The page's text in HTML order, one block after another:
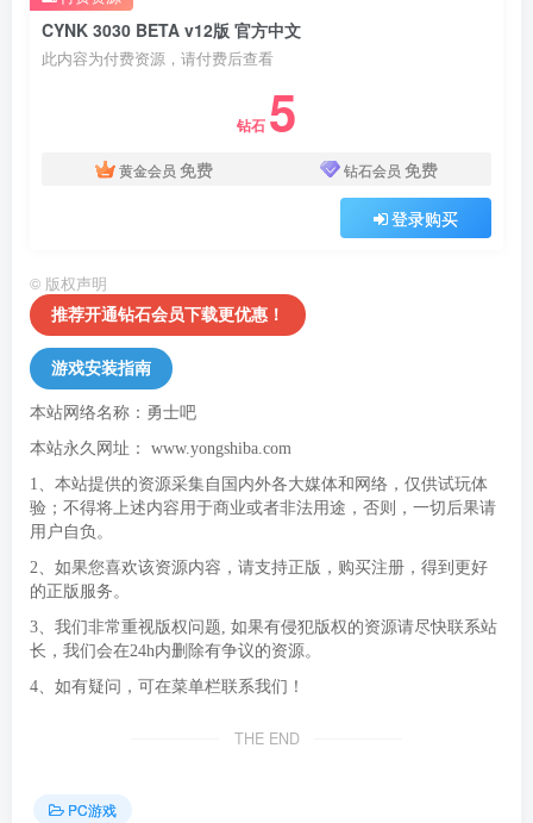
CYNK 3030 BETA v12版 官方中文
此内容为付费资源，请付费后查看
钻石 5
黄金会员 免费 钻石会员 免费
登录购买
© 版权声明
推荐开通钻石会员下载更优惠！
游戏安装指南
本站网络名称：勇士吧
本站永久网址： www.yongshiba.com
1、本站提供的资源采集自国内外各大媒体和网络，仅供试玩体
验；不得将上述内容用于商业或者非法用途，否则，一切后果请
用户自负。
2、如果您喜欢该资源内容，请支持正版，购买注册，得到更好
的正版服务。
3、我们非常重视版权问题, 如果有侵犯版权的资源请尽快联系站
长，我们会在24h内删除有争议的资源。
4、如有疑问，可在菜单栏联系我们！
THE END
PC游戏